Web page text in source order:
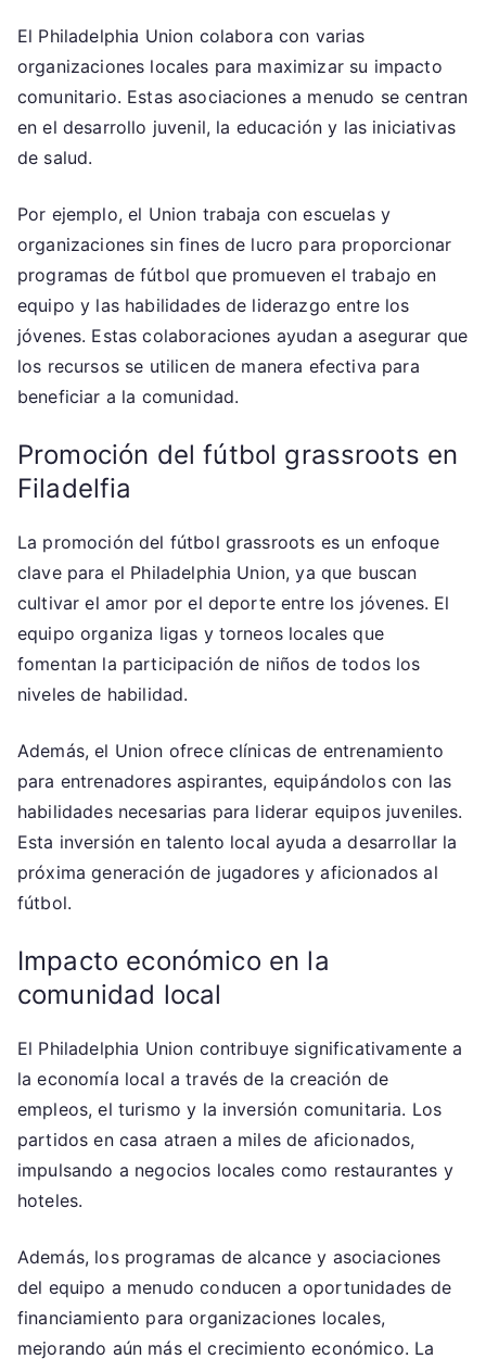
El Philadelphia Union colabora con varias
organizaciones locales para maximizar su impacto
comunitario. Estas asociaciones a menudo se centran
en el desarrollo juvenil, la educación y las iniciativas
de salud.
Por ejemplo, el Union trabaja con escuelas y
organizaciones sin fines de lucro para proporcionar
programas de fútbol que promueven el trabajo en
equipo y las habilidades de liderazgo entre los
jóvenes. Estas colaboraciones ayudan a asegurar que
los recursos se utilicen de manera efectiva para
beneficiar a la comunidad.
Promoción del fútbol grassroots en
Filadelfia
La promoción del fútbol grassroots es un enfoque
clave para el Philadelphia Union, ya que buscan
cultivar el amor por el deporte entre los jóvenes. El
equipo organiza ligas y torneos locales que
fomentan la participación de niños de todos los
niveles de habilidad.
Además, el Union ofrece clínicas de entrenamiento
para entrenadores aspirantes, equipándolos con las
habilidades necesarias para liderar equipos juveniles.
Esta inversión en talento local ayuda a desarrollar la
próxima generación de jugadores y aficionados al
fútbol.
Impacto económico en la
comunidad local
El Philadelphia Union contribuye significativamente a
la economía local a través de la creación de
empleos, el turismo y la inversión comunitaria. Los
partidos en casa atraen a miles de aficionados,
impulsando a negocios locales como restaurantes y
hoteles.
Además, los programas de alcance y asociaciones
del equipo a menudo conducen a oportunidades de
financiamiento para organizaciones locales,
mejorando aún más el crecimiento económico. La